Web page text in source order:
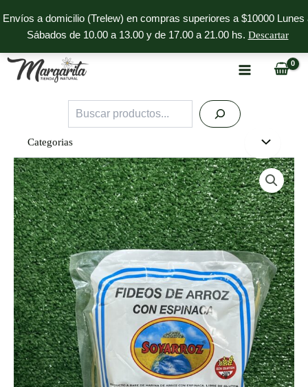
Envíos a domicilio (Trelew) en compras superiores a $10000 Lunes
Sábados de 10.00 a 13.00 y de 17.00 a 21.00 hs. Descartar
al
contenido
Buscar
Categorias
Fideos
de
Arroz
con
Espinaca
Soyarroz
cantidad